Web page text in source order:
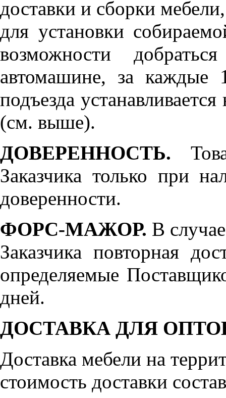
доставки и сборки
для установки
возможности
автомашине, за каждые
подъезда
(см. выше).
ДОВЕРЕННОСТЬ.
Заказчика только при
доверенности.
ФОРС-МАЖОР. В
Заказчика повторная
определяемые
дней.
ДОСТАВКА ДЛЯ
Доставка мебели на
стоимость доставки